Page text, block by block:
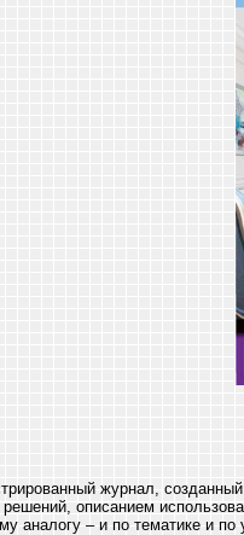
журнал,
решений, описанием
аналогу – и по тематике и по